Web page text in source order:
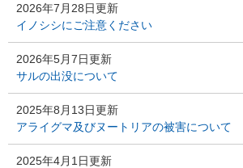
2026年7月28日更新
イノシシにご注意ください
2026年5月7日更新
サルの出没について
2025年8月13日更新
アライグマ及びヌートリアの被害について
2025年4月1日更新